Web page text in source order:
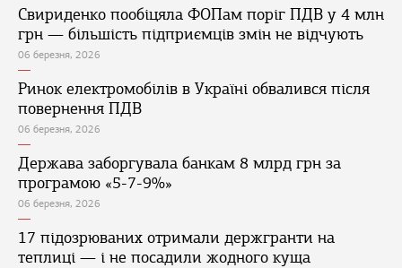
Свириденко пообіцяла ФОПам поріг ПДВ у 4 млн
грн — більшість підприємців змін не відчують
06 березня, 2026
Ринок електромобілів в Україні обвалився після
повернення ПДВ
06 березня, 2026
Держава заборгувала банкам 8 млрд грн за
програмою «5-7-9%»
06 березня, 2026
17 підозрюваних отримали держгранти на
теплиці — і не посадили жодного куща